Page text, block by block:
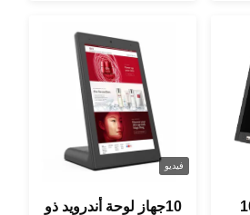
10
فيديو
10جهاز لوحة أندرويد ذو